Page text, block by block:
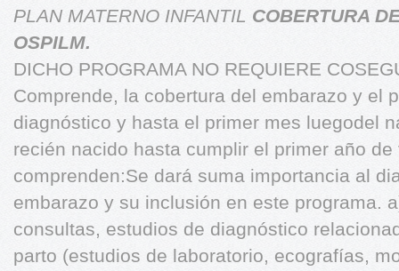
PLAN MATERNO INFANTIL COBERTURA
OSPILM.
DICHO PROGRAMA NO REQUIERE
Comprende, la cobertura del embarazo y el
diagnóstico y hasta el primer mes luegodel
recién nacido hasta cumplir el primer año
comprenden:Se dará suma importancia al
embarazo y su inclusión en este programa.
consultas, estudios de diagnóstico
parto (estudios de laboratorio, ecografías,